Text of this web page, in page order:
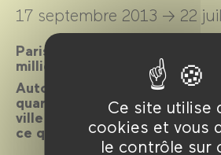
Ce site utilise
cookies et vous
le contrôle sur
17 septembre 2013 → 22
Paris, ville lumière, ville
milliers de films.
Autour d’un réalisateur, d’un
quartier, d’une époque ou
ville propose chaque mois
ce qui palpite dans la cité.